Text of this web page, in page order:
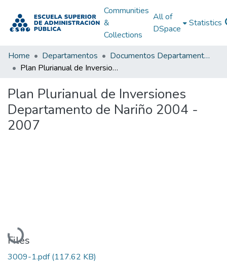
Communities
&
Collections
All of
DSpace
Statistics
Home Departamentos
Documentos Departamentales
Plan Plurianual de Inversiones Departamento de Nariño 2004 - 2007
Plan Plurianual de Inversiones
Departamento de Nariño 2004 -
2007
Loading...
Files
3009-1.pdf(117.62 KB)